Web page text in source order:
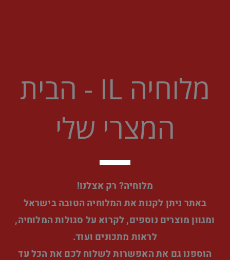
מלוחיה IL - הבית
המצרי שלי
מלוחיה? רק אצלנו!
באתר ניתן לקנות את המלוחיה הטובה בישראל
ומגוון מוצרים נוספים, לקרוא על סגולות המלוחיה,
לראות מתכונים ועוד.
הוספנו גם את האפשרות לשלוח לכם את הכל עד